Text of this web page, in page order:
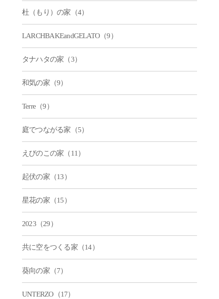
杜（もり）の家（4）
LARCHBAKEandGELATO（9）
タナハタの家（3）
和気の家（9）
Terre（9）
庭でつながる家（5）
えびのこの家（11）
起伏の家（13）
星花の家（15）
2023（29）
共に空をつくる家（14）
葵向の家（7）
UNTERZO（17）